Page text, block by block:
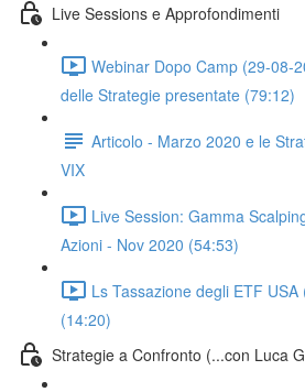
Live Sessions e Approfondimenti
Webinar Dopo Camp (29-08-
delle Strategie presentate (79:12)
Articolo - Marzo 2020 e le
VIX
Live Session: Gamma
Azioni - Nov 2020 (54:53)
Ls Tassazione degli ETF
(14:20)
Strategie a Confronto (...con Luca